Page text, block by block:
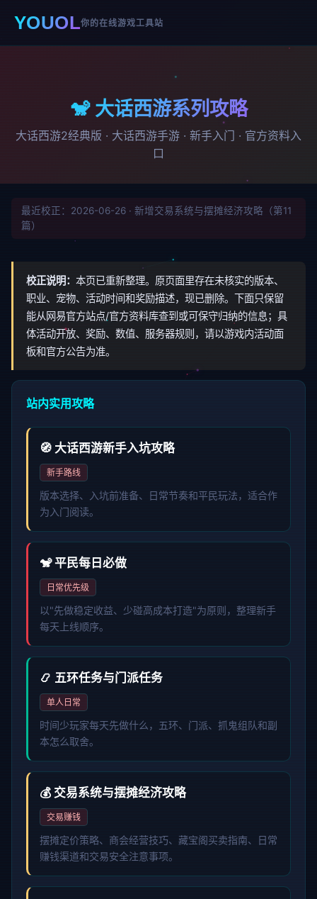
YOUOL你的在线游戏工具站
🐒 大话西游系列攻略
大话西游2经典版 · 大话西游手游 · 新手入门 · 官方资料入
口
最近校正：2026-06-26 · 新增交易系统与摆摊经济攻略（第11
篇）
校正说明： 本页已重新整理。原页面里存在未核实的版本、
职业、宠物、活动时间和奖励描述，现已删除。下面只保留
能从网易官方站点/官方资料库查到或可保守归纳的信息；具
体活动开放、奖励、数值、服务器规则，请以游戏内活动面
板和官方公告为准。
站内实用攻略
🧭 大话西游新手入坑攻略
新手路线
版本选择、入坑前准备、日常节奏和平民玩法，适合作
为入门阅读。
🐒 平民每日必做
日常优先级
以"先做稳定收益、少碰高成本打造"为原则，整理新手
每天上线顺序。
📿 五环任务与门派任务
单人日常
时间少玩家每天先做什么，五环、门派、抓鬼组队和副
本怎么取舍。
💰 交易系统与摆摊经济攻略
交易赚钱
摆摊定价策略、商会经营技巧、藏宝阁买卖指南、日常
赚钱渠道和交易安全注意事项。